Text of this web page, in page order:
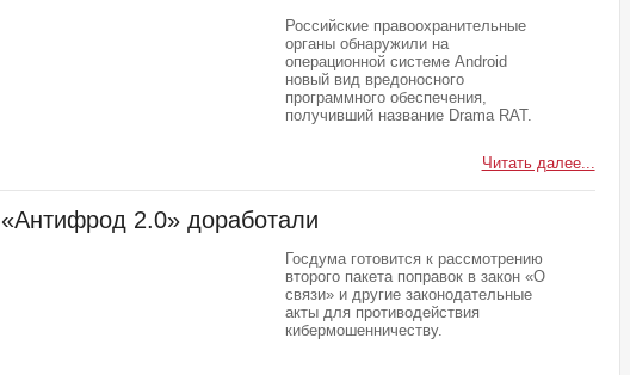
Российские правоохранительные
органы обнаружили на
операционной системе Android
новый вид вредоносного
программного обеспечения,
получивший название Drama RAT.
Читать далее...
«Антифрод 2.0» доработали
Госдума готовится к рассмотрению
второго пакета поправок в закон «О
связи» и другие законодательные
акты для противодействия
кибермошенничеству.